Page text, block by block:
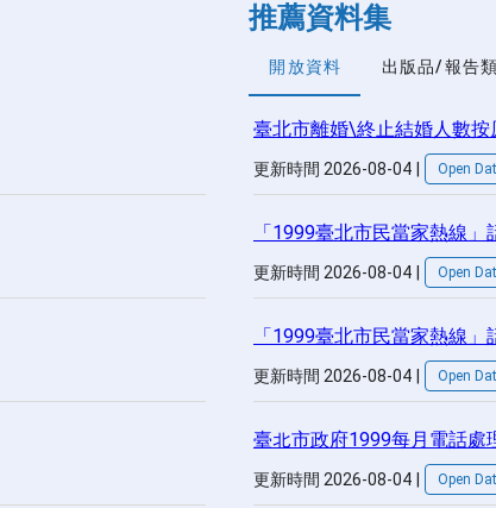
推薦資料集
開放資料 出版品/報告
臺北市離婚\終止結婚人數
更新時間 2026-08-04 | Open
「1999臺北市民當家熱線
更新時間 2026-08-04 | Open
「1999臺北市民當家熱線
更新時間 2026-08-04 | Open
臺北市政府1999每月電話處
更新時間 2026-08-04 | Open